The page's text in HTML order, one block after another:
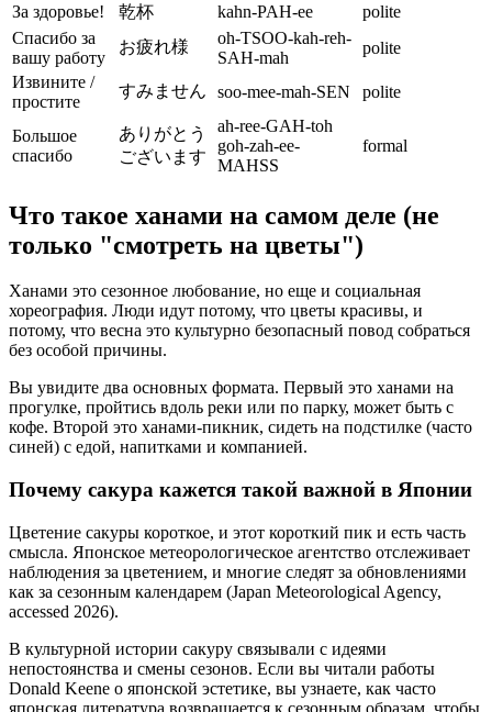
За здоровье!
乾杯 kahn-PAH-ee
polite
Спасибо за
вашу работу
お疲れ様
oh-TSOO-kah-reh-
SAH-mah
polite
Извините /
простите
すみません soo-mee-mah-SEN polite
Большое
спасибо
ありがとう
ございます
ah-ree-GAH-toh
goh-zah-ee-
MAHSS
formal
Что такое ханами на самом деле (не
только "смотреть на цветы")
Ханами это сезонное любование, но еще и социальная
хореография. Люди идут потому, что цветы красивы, и
потому, что весна это культурно безопасный повод собраться
без особой причины.
Вы увидите два основных формата. Первый это ханами на
прогулке, пройтись вдоль реки или по парку, может быть с
кофе. Второй это ханами-пикник, сидеть на подстилке (часто
синей) с едой, напитками и компанией.
Почему сакура кажется такой важной в Японии
Цветение сакуры короткое, и этот короткий пик и есть часть
смысла. Японское метеорологическое агентство отслеживает
наблюдения за цветением, и многие следят за обновлениями
как за сезонным календарем (Japan Meteorological Agency,
accessed 2026).
В культурной истории сакуру связывали с идеями
непостоянства и смены сезонов. Если вы читали работы
Donald Keene о японской эстетике, вы узнаете, как часто
японская литература возвращается к сезонным образам, чтобы